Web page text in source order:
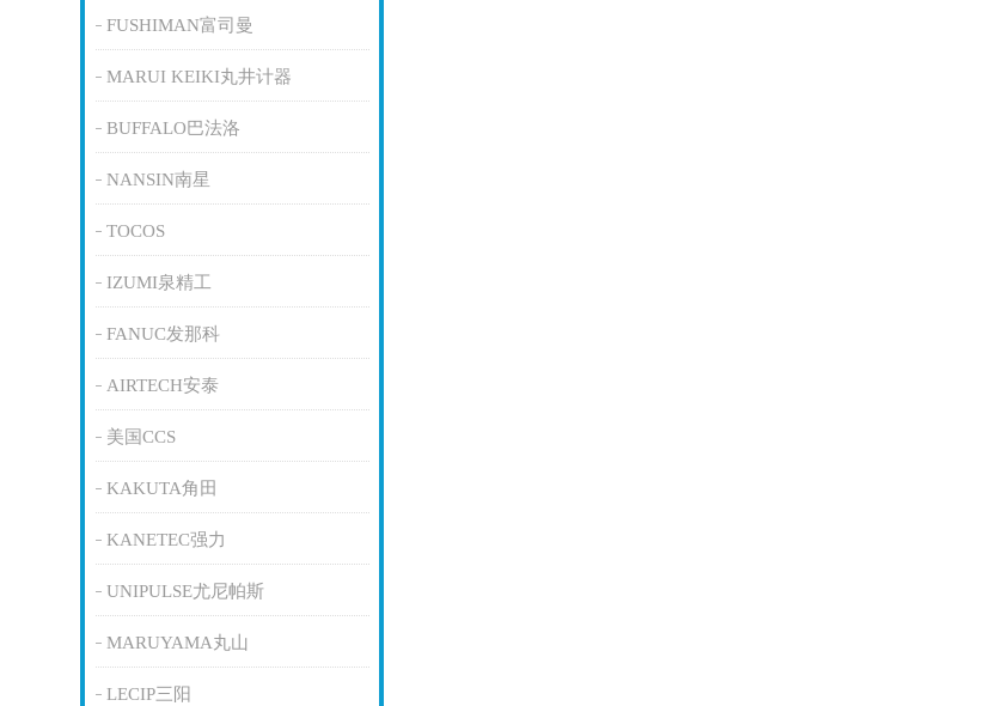
FUSHIMAN富司曼
MARUI KEIKI丸井计器
BUFFALO巴法洛
NANSIN南星
TOCOS
IZUMI泉精工
FANUC发那科
AIRTECH安泰
美国CCS
KAKUTA角田
KANETEC强力
UNIPULSE尤尼帕斯
MARUYAMA丸山
LECIP三阳